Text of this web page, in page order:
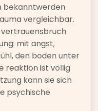
bekanntwerden
vergleichbar.
mit angst,
den boden unter
reaktion ist völlig
kann sie sich
psychische